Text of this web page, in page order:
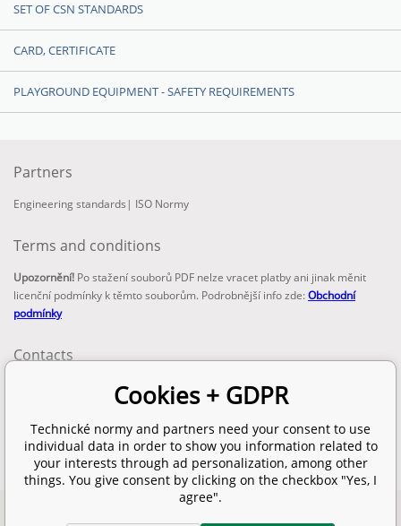
SET OF CSN STANDARDS
CARD, CERTIFICATE
PLAYGROUND EQUIPMENT - SAFETY REQUIREMENTS
Partners
Engineering standards | ISO Normy
Terms and conditions
Upozornění! Po stažení souborů PDF nelze vracet platby ani jinak měnit
licenční podmínky k těmto souborům. Podrobnější info zde:Obchodní
podmínky
Contacts
info@technickenormy.cz
obchod@technickenormy.cz
Telefon:
+420 377 387 684
Cookies + GDPR
Technické normy and partners need your consent to use
individual data in order to show you information related to
your interests through ad personalization, among other
things. You give consent by clicking on the checkbox "Yes, I
agree".